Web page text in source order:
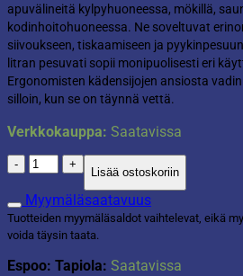
apuvälineitä kylpyhuoneessa, mökillä,
kodinhoitohuoneessa. Ne soveltuvat
siivoukseen, tiskaamiseen ja
litran pesuvati sopii monipuolisesti eri
Ergonomisten kädensijojen ansiosta
silloin, kun se on täynnä vettä.
Verkkokauppa: Saatavissa
Pesuvati
12l
sammaleenvihreä
määrä
Lisää ostoskoriin
Myymäläsaatavuus
Tuotteiden myymäläsaldot vaihtelevat, eikä
voida täysin taata.
Espoo: Tapiola: Saatavissa